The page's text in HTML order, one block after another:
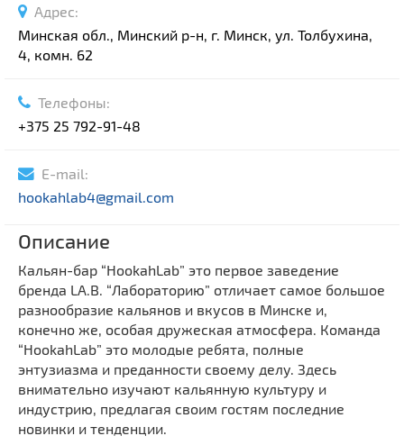
Адрес:
Минская обл., Минский р-н, г. Минск, ул. Толбухина,
4, комн. 62
Телефоны:
+375 25 792-91-48
E-mail:
hookahlab4@gmail.com
Описание
Кальян-бар “HookahLab” это первое заведение
бренда LA.B. “Лабораторию” отличает самое большое
разнообразие кальянов и вкусов в Минске и,
конечно же, особая дружеская атмосфера. Команда
“HookahLab” это молодые ребята, полные
энтузиазма и преданности своему делу. Здесь
внимательно изучают кальянную культуру и
индустрию, предлагая своим гостям последние
новинки и тенденции.